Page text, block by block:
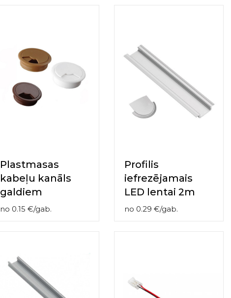
Plastmasas
kabeļu kanāls
galdiem
no 0.15 €/gab.
Profilis
iefrezējamais
LED lentai 2m
no 0.29 €/gab.